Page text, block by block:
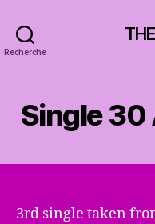
Recherche
Single 30
3rd single taken